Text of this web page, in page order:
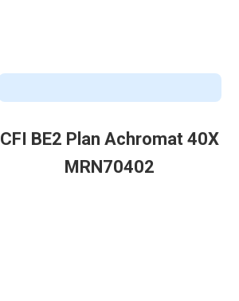
CFI BE2 Plan Achromat 40X
MRN70402